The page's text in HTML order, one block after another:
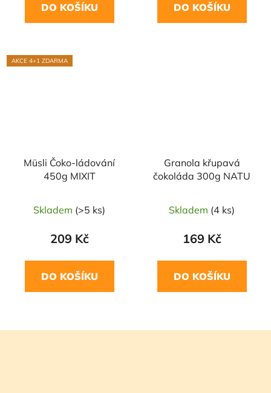
DO KOŠÍKU DO KOŠÍKU
AKCE 4+1 ZDARMA
Müsli Čoko-ládování
450g MIXIT
Skladem (>5 ks)
209 Kč
DO KOŠÍKU
Granola křupavá
čokoláda 300g NATU
Skladem (4 ks)
169 Kč
DO KOŠÍKU